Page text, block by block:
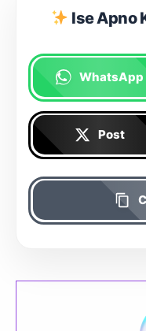
Ise Apno
WhatsApp
Post